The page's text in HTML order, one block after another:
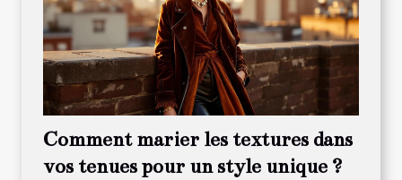
Comment marier les textures dans
vos tenues pour un style unique ?